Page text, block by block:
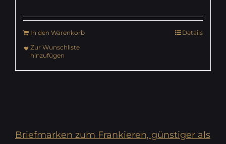
In den Warenkorb
Details
Zur Wunschliste
hinzufügen
Briefmarken zum Frankieren, günstiger als